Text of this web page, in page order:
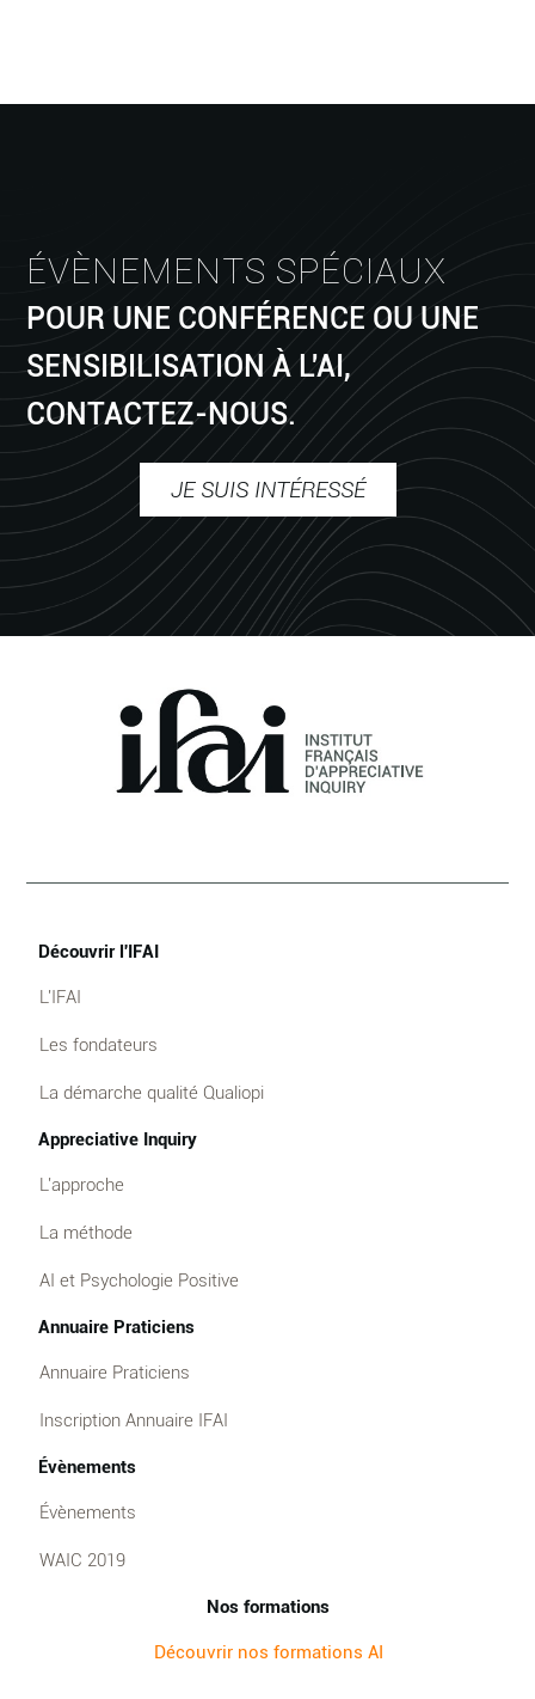
ÉVÈNEMENTS SPÉCIAUX
POUR UNE CONFÉRENCE OU UNE
SENSIBILISATION À L'AI,
CONTACTEZ-NOUS.
JE SUIS INTÉRESSÉ
Découvrir l'IFAI
L'IFAI
Les fondateurs
La démarche qualité Qualiopi
Appreciative Inquiry
L'approche
La méthode
AI et Psychologie Positive
Annuaire Praticiens
Annuaire Praticiens
Inscription Annuaire IFAI
Évènements
Évènements
WAIC 2019
Nos formations
Découvrir nos formations AI